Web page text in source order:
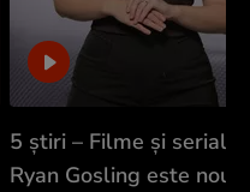
5 știri – Filme și seriale:
Ryan Gosling este noul